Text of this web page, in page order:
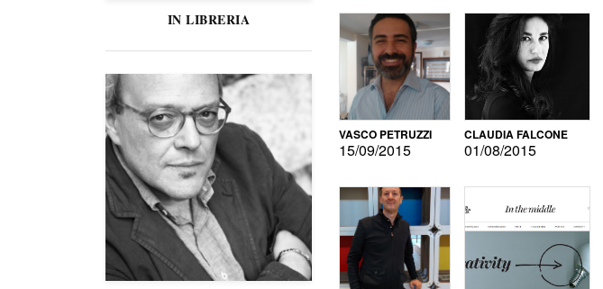
IN LIBRERIA
VASCO PETRUZZI
15/09/2015
CLAUDIA FALCONE
01/08/2015